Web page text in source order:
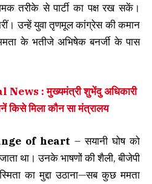
तरीके से पार्टी का पक्ष रख सकें।
उन्हें युवा तृणमूल कांग्रेस की कमान
के भतीजे अभिषेक बनर्जी के पास
: मुख्यमंत्री शुभेंदु अधिकारी
किसे मिला कौन सा मंत्रालय
of heart – सयानी घोष को
जाता था। उनके भाषणों की शैली, बीजेपी
का मुद्दा उठाना—सब कुछ ममता